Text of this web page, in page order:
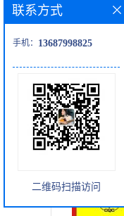
动
品
厅
联系方式
手机： 13687998825
二维码扫描访问